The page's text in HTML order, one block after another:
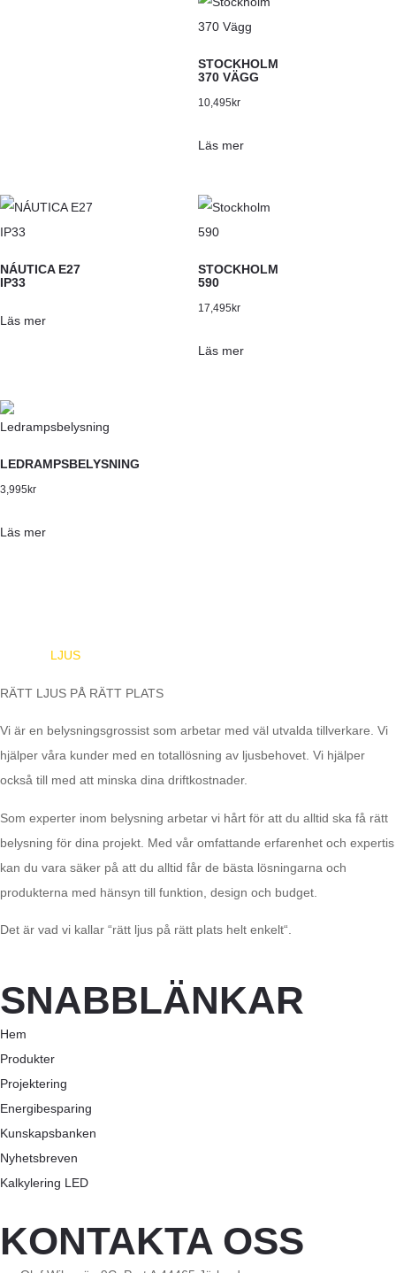
STOCKHOLM
370 VÄGG
10,495kr
Läs mer
NÁUTICA E27
IP33
Läs mer
STOCKHOLM
590
17,495kr
Läs mer
LEDRAMPSBELYSNING
3,995kr
Läs mer
LJUS
RÄTT LJUS PÅ RÄTT PLATS
Vi är en belysningsgrossist som arbetar med väl utvalda tillverkare. Vi
hjälper våra kunder med en totallösning av ljusbehovet. Vi hjälper
också till med att minska dina driftkostnader.
Som experter inom belysning arbetar vi hårt för att du alltid ska få rätt
belysning för dina projekt. Med vår omfattande erfarenhet och expertis
kan du vara säker på att du alltid får de bästa lösningarna och
produkterna med hänsyn till funktion, design och budget.
Det är vad vi kallar “rätt ljus på rätt plats helt enkelt“.
SNABBLÄNKAR
Hem
Produkter
Projektering
Energibesparing
Kunskapsbanken
Nyhetsbreven
Kalkylering LED
KONTAKTA OSS